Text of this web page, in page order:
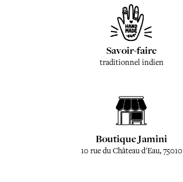
Savoir-faire
traditionnel indien
Boutique Jamini
10 rue du Château d'Eau, 75010